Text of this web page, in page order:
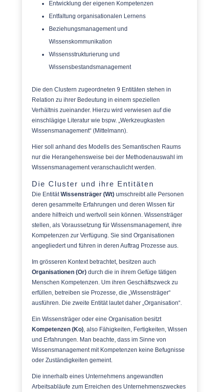
Entwicklung der eigenen Kompetenzen
Entfaltung organisationalen Lernens
Beziehungsmanagement und
Wissenskommunikation
Wissensstrukturierung und
Wissensbestandsmanagement
Die den Clustern zugeordneten 9 Entitäten stehen in
Relation zu ihrer Bedeutung in einem speziellen
Verhältnis zueinander. Hierzu wird verwiesen auf die
einschlägige Literatur wie bspw. „Werkzeugkasten
Wissensmanagement“ (Mittelmann).
Hier soll anhand des Modells des Semantischen Raums
nur die Herangehensweise bei der Methodenauswahl im
Wissensmanagement veranschaulicht werden.
Die Cluster und ihre Entitäten
Die EntitätWissensträger (Wt)umschreibt alle Personen
deren gesammelte Erfahrungen und deren Wissen für
andere hilfreich und wertvoll sein können. Wissensträger
stellen, als Voraussetzung für Wissensmanagement, ihre
Kompetenzen zur Verfügung. Sie sind Organisationen
angegliedert und führen in deren Auftrag Prozesse aus.
Im grösseren Kontext betrachtet, besitzen auch
Organisationen (Or)durch die in ihrem Gefüge tätigen
Menschen Kompetenzen. Um ihren Geschäftszweck zu
erfüllen, betreiben sie Prozesse, die „Wissensträger“
ausführen. Die zweite Entität lautet daher „Organisation“.
Ein Wissensträger oder eine Organisation besitzt
Kompetenzen (Ko), also Fähigkeiten, Fertigkeiten, Wissen
und Erfahrungen. Man beachte, dass im Sinne von
Wissensmanagement mit Kompetenzen keine Befugnisse
oder Zuständigkeiten gemeint.
Die innerhalb eines Unternehmens angewandten
Arbeitsabläufe zum Erreichen des Unternehmenszweckes